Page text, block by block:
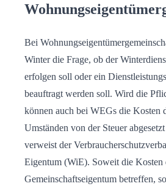
Bei
Winter die Frage, ob der
erfolgen soll oder ein
beauftragt werden soll. Wird die
können auch bei WEGs die Kosten
Umständen von der Steuer
verweist der
Eigentum (WiE). Soweit die Kosten
Gemeinschaftseigentum betreffen,